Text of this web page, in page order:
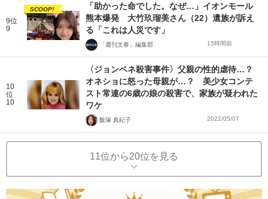
9位
9
SCOOP!
「助かった命でした。なぜ…」イオンモール
熊本爆発 大竹玖瑠美さん（22）遺族が訴え
る「これは人災です」
「週刊文春」編集部 15時間前
10
位
10
〈ジョンベネ殺害事件〉父親の性的虐待…？
オネショに怒った母親が…？ 美少女コンテ
スト常連の6歳の娘の殺害で、家族が疑われた
ワケ
飯塚 真紀子 2022/05/07
11位から20位を見る